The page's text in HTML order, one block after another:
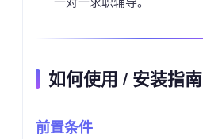
如何使用 / 安装指南
前置条件